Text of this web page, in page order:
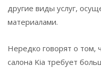
другие виды услуг,
материалами.
Нередко говорят о том,
салона Kia требует